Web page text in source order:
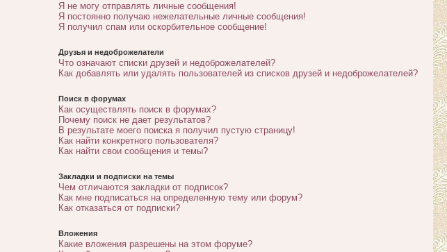
Я не могу отправлять личные сообщения!
Я постоянно получаю нежелательные личные сообщения!
Я получил спам или оскорбительное сообщение!
Друзья и недоброжелатели
Что означают списки друзей и недоброжелателей?
Как добавлять или удалять пользователей из списков друзей и недоброжелателей?
Поиск в форумах
Как осуществлять поиск в форумах?
Почему поиск не дает результатов?
В результате моего поиска я получил пустую страницу!
Как найти конкретного пользователя?
Как найти свои сообщения и темы?
Закладки и подписки на темы
Чем отличаются закладки от подписок?
Как мне подписаться на определенную тему или форум?
Как отказаться от подписки?
Вложения
Какие вложения разрешены на этом форуме?